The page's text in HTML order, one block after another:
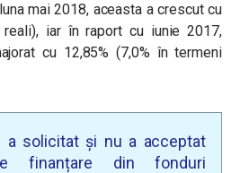
mai 2018, aceasta a crescut cu
reali), iar în raport cu iunie 2017,
cu 12,85% (7,0% în termeni
a solicitat și nu a acceptat
finanțare din fonduri